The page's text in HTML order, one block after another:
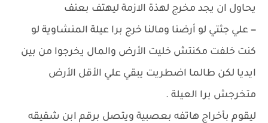
يحاول ان يجد مخرج لهذة الازمة ليهتف بعنف
= علي جثتي لو أرضنا ومالنا خرج برا عيلة المنشاوية لو
كنت خلفت مكنتش خليت الأرض والمال يخرجوا من بين
ايديا لكن طالما اضطريت يبقي علي الأقل الأرض
متخرجش برا العيلة .
ليقوم بأخراج هاتفه بعصبية ويتصل برقم ابن شقيقه